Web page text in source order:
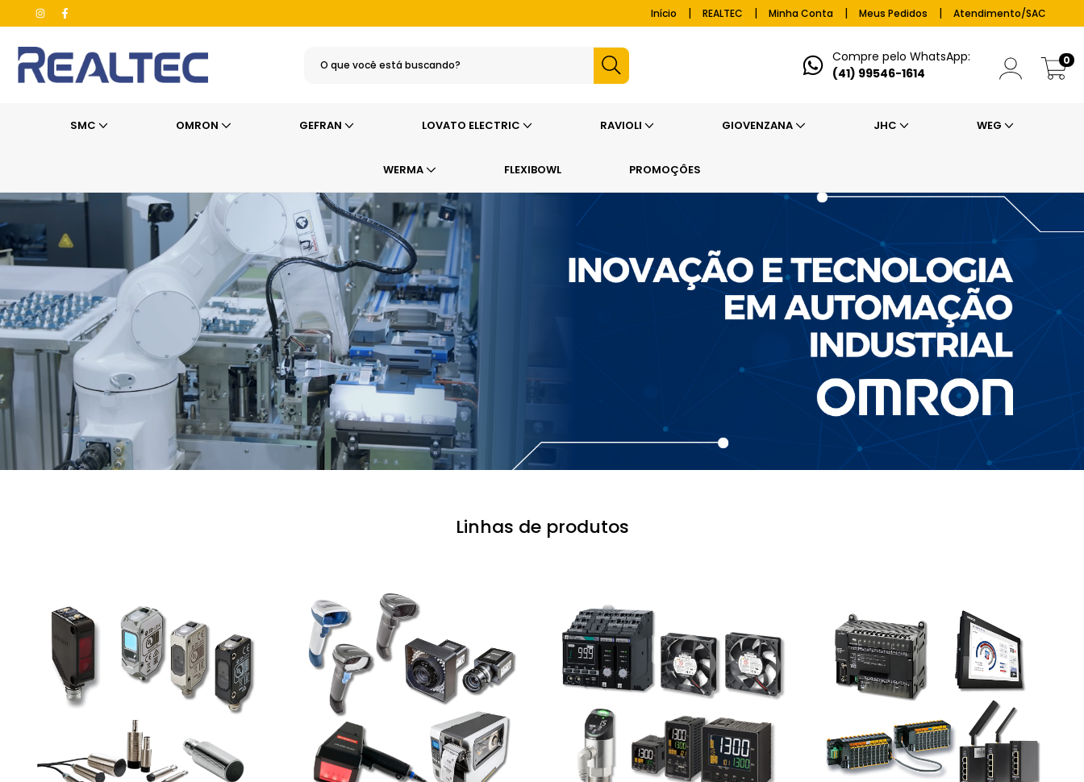
Início | REALTEC | Minha Conta | Meus Pedidos | Atendimento/SAC
Compre pelo WhatsApp:
(41) 99546-1614
0
SMC OMRON GEFRAN LOVATO ELECTRIC RAVIOLI GIOVENZANA JHC WEG
WERMA FLEXIBOWL PROMOÇÔES
Linhas de produtos